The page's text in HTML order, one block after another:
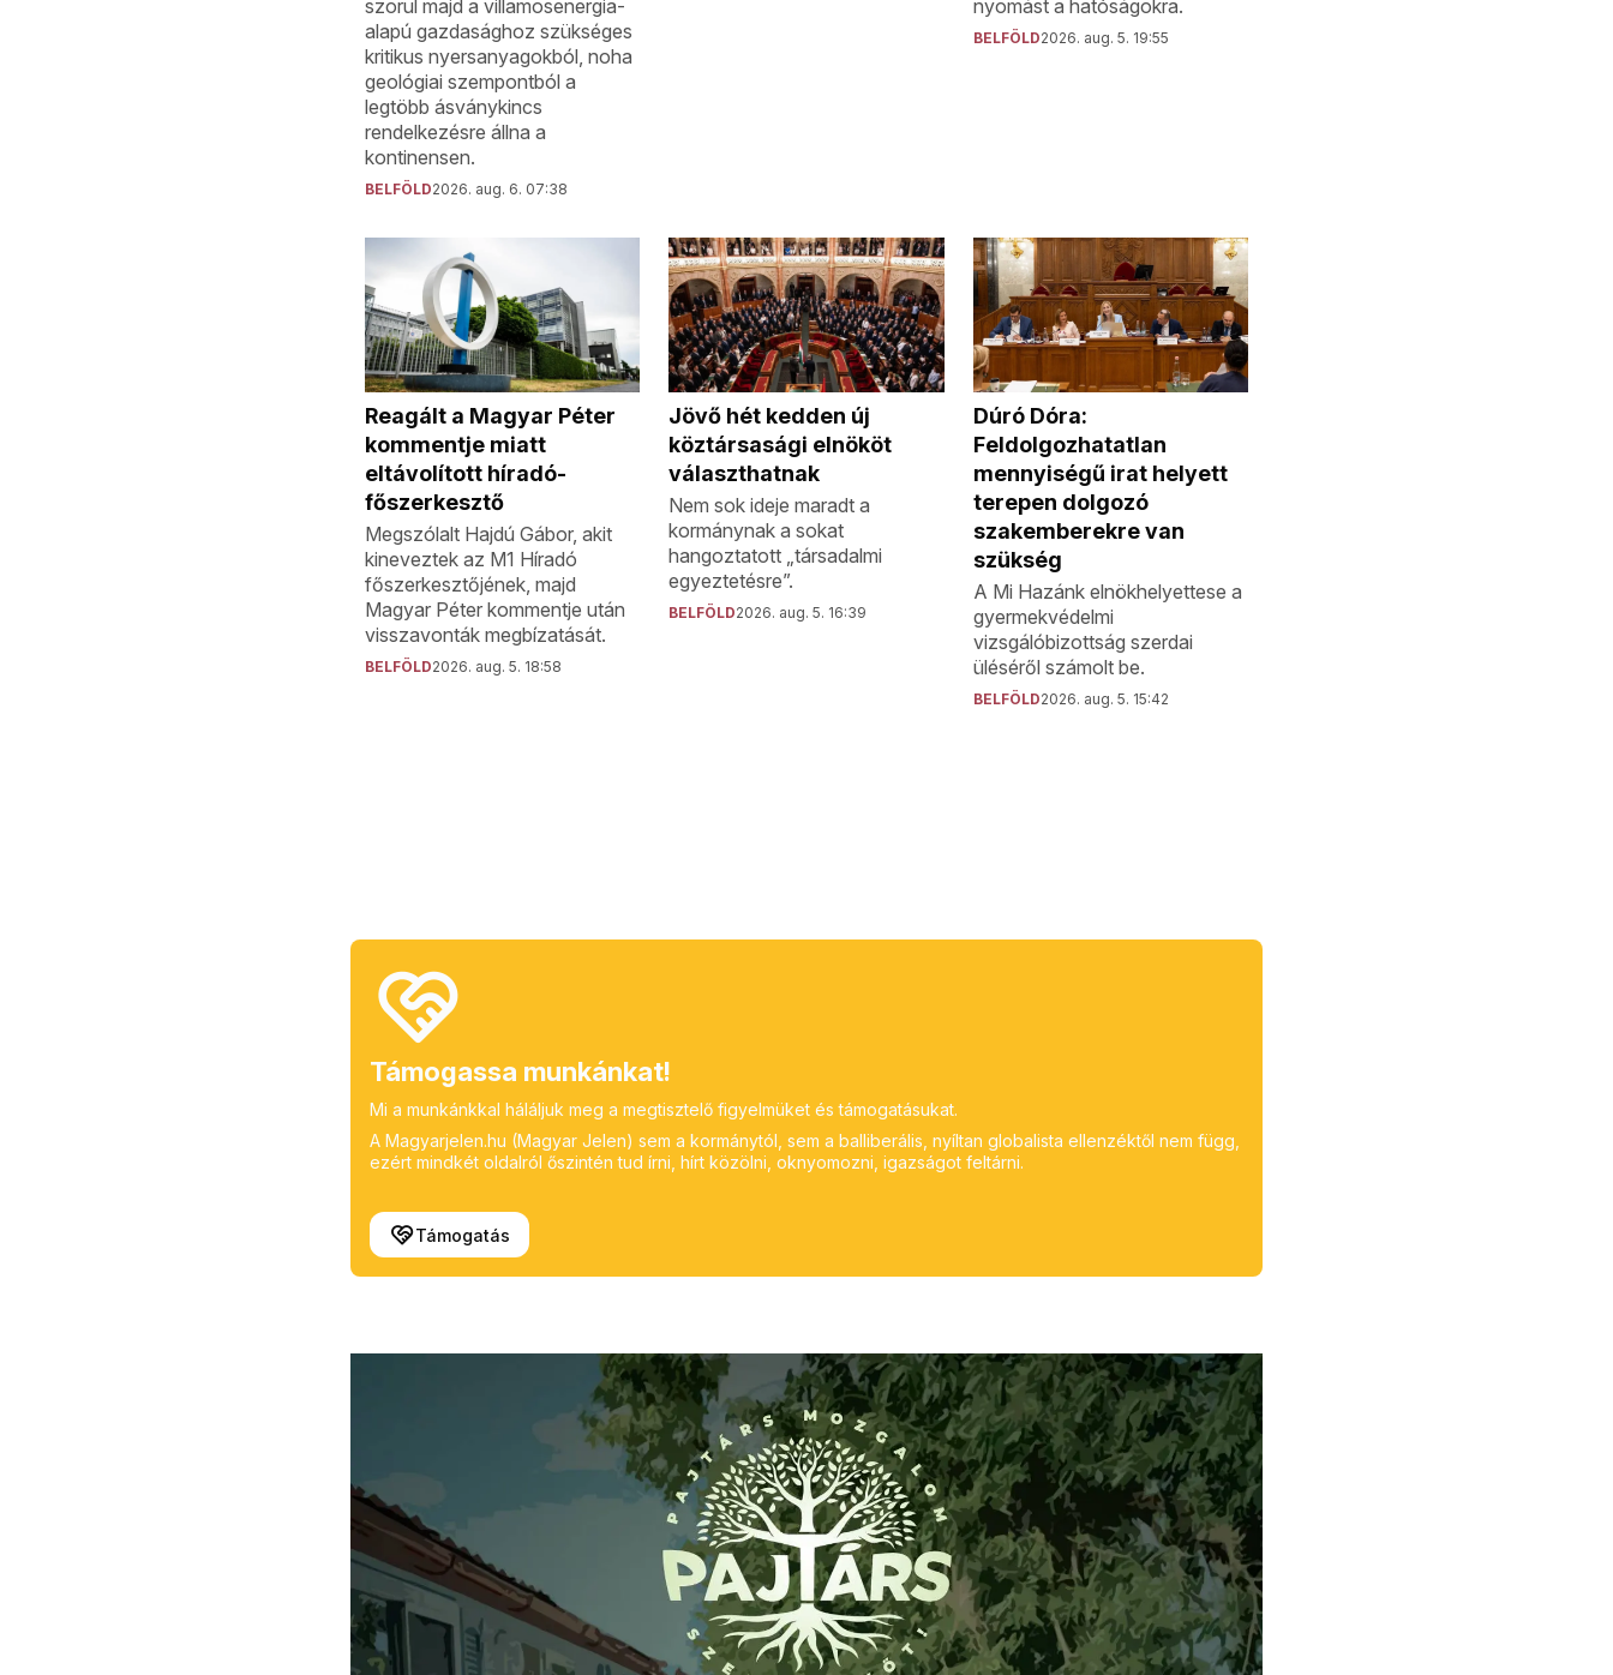
szorul majd a villamosenergia-
alapú gazdasághoz szükséges
kritikus nyersanyagokból, noha
geológiai szempontból a
legtöbb ásványkincs
rendelkezésre állna a
kontinensen.
BELFÖLD2026. aug. 6. 07:38
nyomást a hatóságokra.
BELFÖLD2026. aug. 5. 19:55
Reagált a Magyar Péter
kommentje miatt
eltávolított híradó-
főszerkesztő
Megszólalt Hajdú Gábor, akit
kineveztek az M1 Híradó
főszerkesztőjének, majd
Magyar Péter kommentje után
visszavonták megbízatását.
BELFÖLD2026. aug. 5. 18:58
Jövő hét kedden új
köztársasági elnököt
választhatnak
Nem sok ideje maradt a
kormánynak a sokat
hangoztatott „társadalmi
egyeztetésre”.
BELFÖLD2026. aug. 5. 16:39
Dúró Dóra:
Feldolgozhatatlan
mennyiségű irat helyett
terepen dolgozó
szakemberekre van
szükség
A Mi Hazánk elnökhelyettese a
gyermekvédelmi
vizsgálóbizottság szerdai
üléséről számolt be.
BELFÖLD2026. aug. 5. 15:42
Támogassa munkánkat!
Mi a munkánkkal háláljuk meg a megtisztelő figyelmüket és támogatásukat.
A Magyarjelen.hu (Magyar Jelen) sem a kormánytól, sem a balliberális, nyíltan globalista ellenzéktől nem függ,
ezért mindkét oldalról őszintén tud írni, hírt közölni, oknyomozni, igazságot feltárni.
Támogatás